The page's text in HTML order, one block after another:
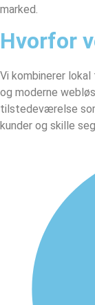
marked.
Hvorfor
Vi kombinerer
og moderne
tilstedeværelse
kunder og skille